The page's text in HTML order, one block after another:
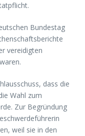
Bundestag
vereidigten
dass die
Wahl zum
Zur Begründung
weil sie in den